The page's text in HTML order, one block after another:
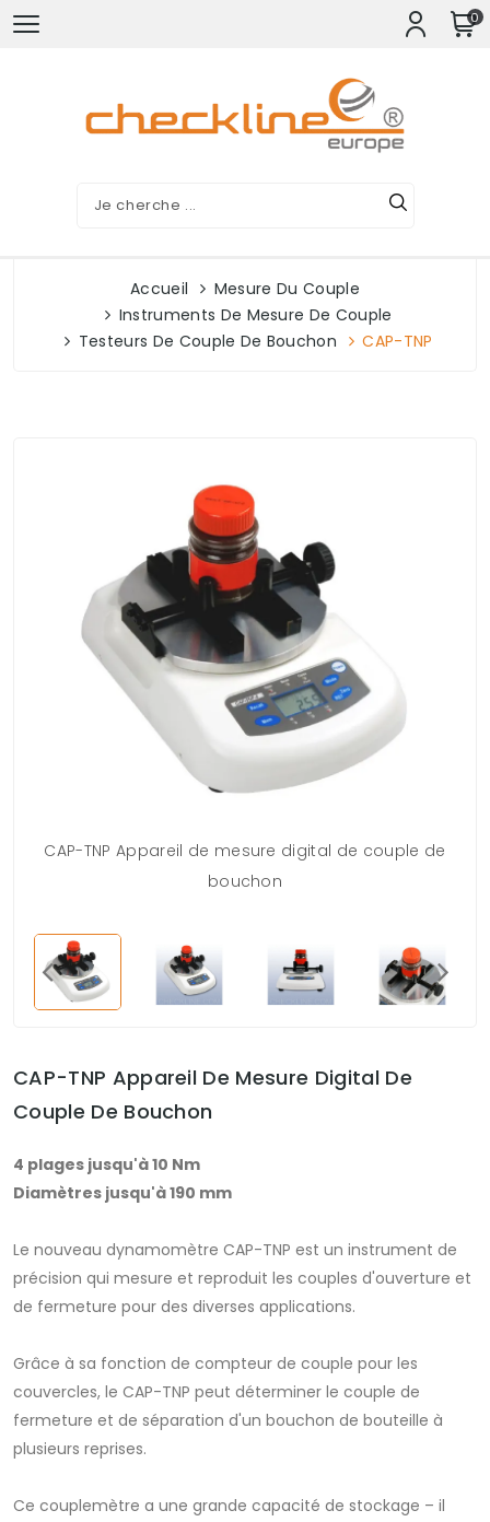
0
Accueil
Mesure Du Couple
Instruments De Mesure De Couple
Testeurs De Couple De Bouchon
CAP-TNP
CAP-TNP Appareil de mesure digital de couple de
bouchon
CAP-TNP Appareil De Mesure Digital De
Couple De Bouchon
4 plages jusqu'à 10 Nm
Diamètres jusqu'à 190 mm
Le nouveau dynamomètre CAP-TNP est un instrument de
précision qui mesure et reproduit les couples d'ouverture et
de fermeture pour des diverses applications.
Grâce à sa fonction de compteur de couple pour les
couvercles, le CAP-TNP peut déterminer le couple de
fermeture et de séparation d'un bouchon de bouteille à
plusieurs reprises.
Ce couplemètre a une grande capacité de stockage – il